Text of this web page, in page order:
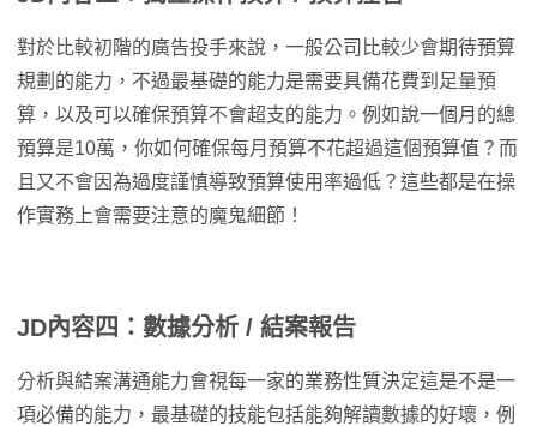
對於比較初階的廣告投手來說，一般公司比較少會期待預算
規劃的能力，不過最基礎的能力是需要具備花費到足量預
算，以及可以確保預算不會超支的能力。例如說一個月的總
預算是10萬，你如何確保每月預算不花超過這個預算值？而
且又不會因為過度謹慎導致預算使用率過低？這些都是在操
作實務上會需要注意的魔鬼細節！
JD內容四：數據分析 / 結案報告
分析與結案溝通能力會視每一家的業務性質決定這是不是一
項必備的能力，最基礎的技能包括能夠解讀數據的好壞，例